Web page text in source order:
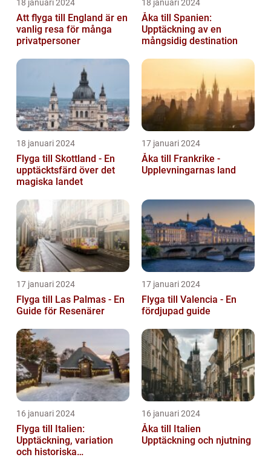
18 januari 2024
Att flyga till England är en
vanlig resa för många
privatpersoner
18 januari 2024
Åka till Spanien:
Upptäckning av en
mångsidig destination
18 januari 2024
Flyga till Skottland - En
upptäcktsfärd över det
magiska landet
17 januari 2024
Åka till Frankrike -
Upplevningarnas land
17 januari 2024
Flyga till Las Palmas - En
Guide för Resenärer
17 januari 2024
Flyga till Valencia - En
fördjupad guide
16 januari 2024
Flyga till Italien:
Upptäckning, variation
och historiska
16 januari 2024
Åka till Italien
Upptäckning och njutning